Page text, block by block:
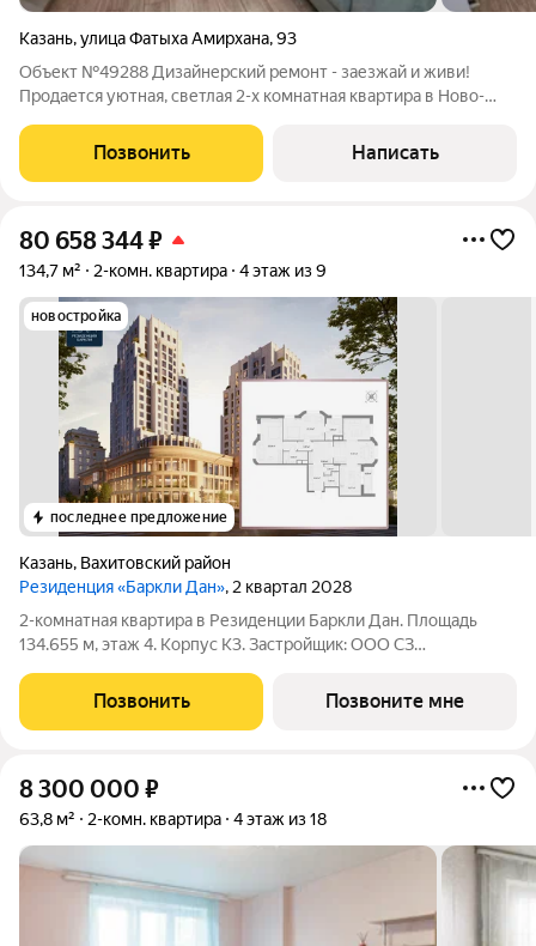
Казань,улица Фатыха Амирхана,93
Объект №49288 Дизайнерский ремонт - заезжай и живи!
Продается уютная, светлая 2-х комнатная квартира в Ново-
площадь 50.3. Большая кухня, просторные комнаты в светлых
тонах, с/у раздельный в кафеле.
Позвонить Написать
80 658 344₽
134,7 м² 2-комн. квартира 4 этаж из 9
новостройка
последнее предложение
Казань, Вахитовский район
Резиденция «Баркли Дан», 2 квартал 2028
2-комнатная квартира в Резиденции Баркли Дан. Площадь
134.655 м, этаж 4. Корпус К3. Застройщик: ООО СЗ
ДДУ, возможна ипотека. Квартира в жилом комплексе
премиум-класса «Резиденция ДАН» от
Позвонить Позвоните мне
8 300 000 ₽
63,8 м² 2-комн. квартира 4 этаж из 18